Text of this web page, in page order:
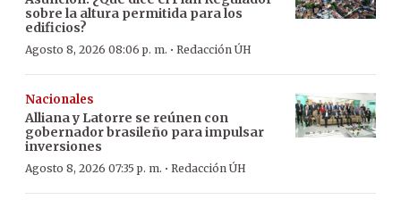
sobre la altura permitida para los
edificios?
Agosto 8, 2026 08:06 p. m. · Redacción ÚH
Nacionales
Alliana y Latorre se reúnen con
gobernador brasileño para impulsar
inversiones
Agosto 8, 2026 07:35 p. m. · Redacción ÚH